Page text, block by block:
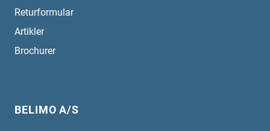
Returformular
Artikler
Brochurer
BELIMO A/S